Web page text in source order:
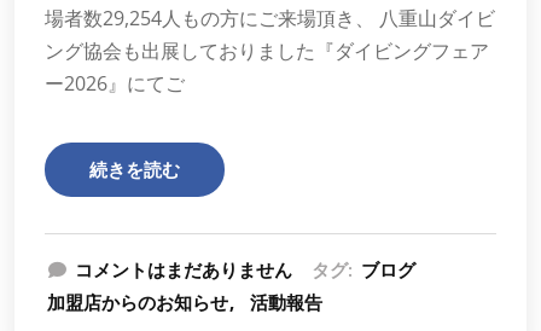
場者数29,254人もの方にご来場頂き、 八重山ダイビ
ング協会も出展しておりました『ダイビングフェア
ー2026』にてご
続きを読む
コメントはまだありません タグ: ブログ
加盟店からのお知らせ
活動報告